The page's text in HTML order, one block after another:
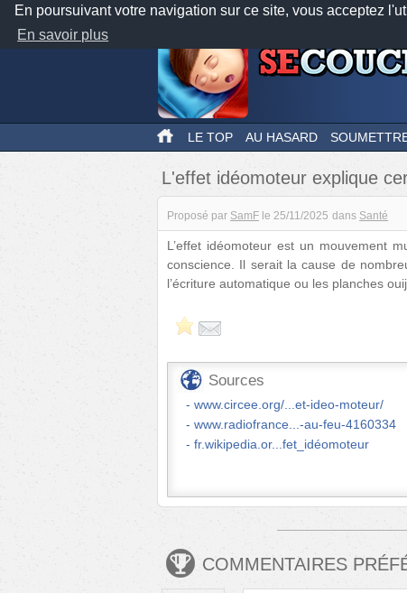
En poursuivant votre navigation sur ce site, vous acceptez
En savoir plus
LE TOP AU HASARD
L'effet idéomoteur explique
Proposé par SamF le 25/11/2025 dans Santé
L’effet idéomoteur est un mouvement
conscience. Il serait la cause de
l’écriture automatique ou les planches
Sources
www.circee.org/...et-ideo-moteur/
www.radiofrance...-au-feu-4160334
fr.wikipedia.or...fet_idéomoteur
COMMENTAIRES